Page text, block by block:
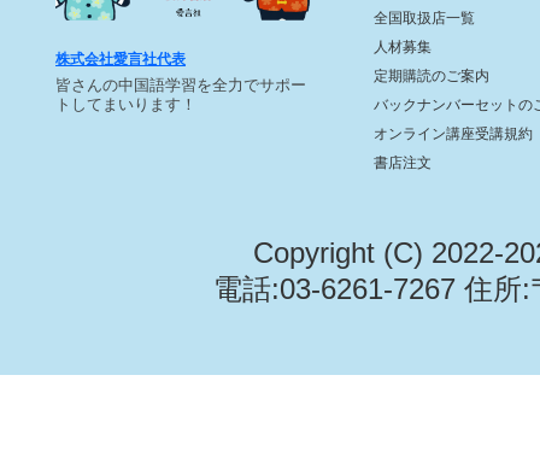
株式会社愛言社代表
皆さんの中国語学習を全力でサポー
トしてまいります！
全国取扱店一覧
人材募集
定期購読のご案内
バックナンバーセットの
オンライン講座受講規約
書店注文
Copyright (C) 2022-
電話:03-6261-7267 住所